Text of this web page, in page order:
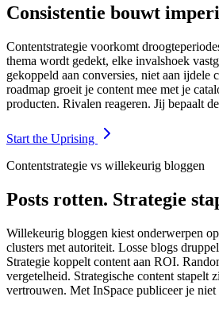
Consistentie bouwt
Contentstrategie voorkomt
thema wordt gedekt, elke invalshoek
gekoppeld aan conversies, niet aan ijdele
roadmap groeit je content mee met je
producten. Rivalen reageren. Jij bepaalt
Start the Uprising
Contentstrategie vs willekeurig bloggen
Posts rotten. Strategie
Willekeurig bloggen kiest onderwerpen
clusters met autoriteit. Losse blogs
Strategie koppelt content aan ROI.
vergetelheid. Strategische content stapelt
vertrouwen. Met InSpace publiceer je